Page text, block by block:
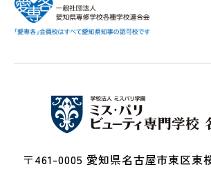
〒461-0005 愛知県名古屋市東区東